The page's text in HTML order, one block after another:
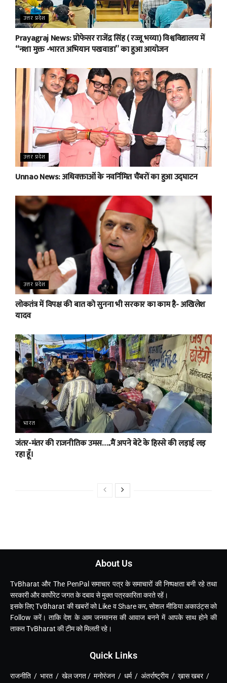
उत्तर प्रदेश
Prayagraj News: प्रोफेसर राजेंद्र सिंह ( रज्जू भय्या) विश्वविद्यालय में
“नशा मुक्त -भारत अभियान पखवाडा” का हुआ आयोजन
उत्तर प्रदेश
Unnao News: अधिवक्ताओं के नवर्निमित चैंबरों का हुआ उद्घाटन
उत्तर प्रदेश
लोकतंत्र में विपक्ष की बात को सुनना भी सरकार का काम है- अखिलेश
यादव
भारत
जंतर-मंतर की राजनीतिक उमस…..मैं अपने बेटे के हिस्से की लड़ाई लड़
रहा हूँ।
About Us
TvBharat और The PenPal समाचार पत्र के समाचारों की निष्पक्षता बनी रहे तथा
सरकारी और कार्पोरेट जगत के दबाव से मुक्त पत्रकारिता करते रहें।
इसके लिए TvBharat की खबरों को Like व Share कर, सोशल मीडिया अकाउंट्स को
Follow करें। ताकि देश के आम जनमानस की आवाज बनने में आपके साथ होने की
ताकत TvBharat की टीम को मिलती रहे।
Quick Links
राजनीति / भारत / खेल जगत / मनोरंजन / धर्म / अंतर्राष्ट्रीय / ख़ास खबर /